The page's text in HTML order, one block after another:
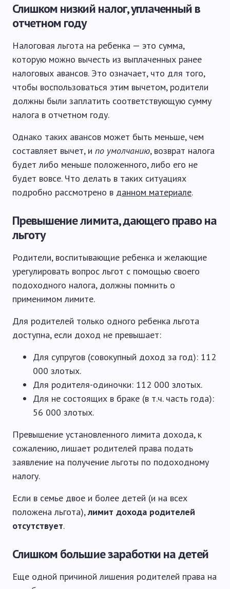
Слишком низкий налог, уплаченный в
отчетном году
Налоговая льгота на ребенка — это сумма,
которую можно вычесть из выплаченных ранее
налоговых авансов. Это означает, что для того,
чтобы воспользоваться этим вычетом, родители
должны были заплатить соответствующую сумму
налога в отчетном году.
Однако таких авансов может быть меньше, чем
составляет вычет, и по умолчанию, возврат налога
будет либо меньше положенного, либо его не
будет вовсе. Что делать в таких ситуациях
подробно рассмотрено в данном материале.
Превышение лимита, дающего право на
льготу
Родители, воспитывающие ребенка и желающие
урегулировать вопрос льгот с помощью своего
подоходного налога, должны помнить о
применимом лимите.
Для родителей только одного ребенка льгота
доступна, если доход не превышает:
Для супругов (совокупный доход за год): 112
000 злотых.
Для родителя-одиночки: 112 000 злотых.
Для не состоящих в браке (в т.ч. часть года):
56 000 злотых.
Превышение установленного лимита дохода, к
сожалению, лишает родителей права подать
заявление на получение льготы по подоходному
налогу.
Если в семье двое и более детей (и на всех
положена льгота),лимит дохода родителей
отсутствует.
Слишком большие заработки на детей
Еще одной причиной лишения родителей права на